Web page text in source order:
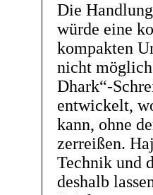
Die
würde eine
kompakten
nicht
Dhark“-
entwickelt,
kann, ohne
zerreißen.
Technik und
deshalb